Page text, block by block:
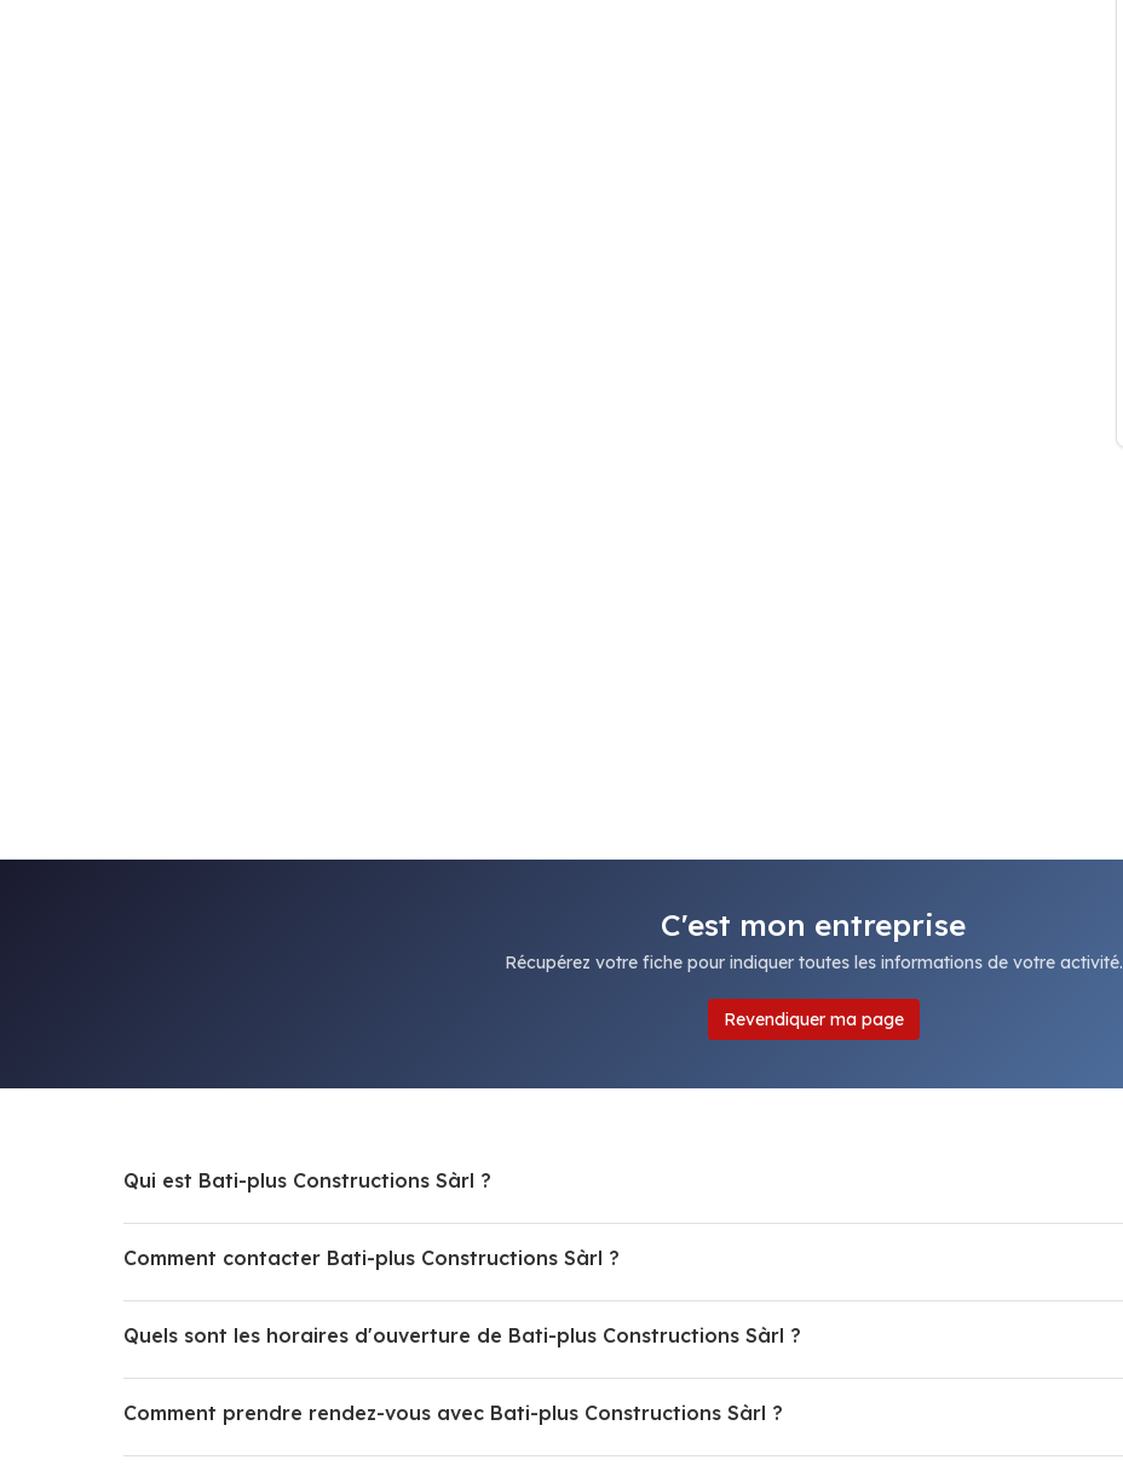
C'est mon entreprise
Récupérez votre fiche pour indiquer toutes les informations de votre activité.
Revendiquer ma page
Qui est Bati-plus Constructions Sàrl ?
Comment contacter Bati-plus Constructions Sàrl ?
Quels sont les horaires d'ouverture de Bati-plus Constructions Sàrl ?
Comment prendre rendez-vous avec Bati-plus Constructions Sàrl ?